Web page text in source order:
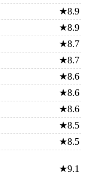
★8.9
★8.9
★8.7
★8.7
★8.6
★8.6
★8.6
★8.5
★8.5
★9.1